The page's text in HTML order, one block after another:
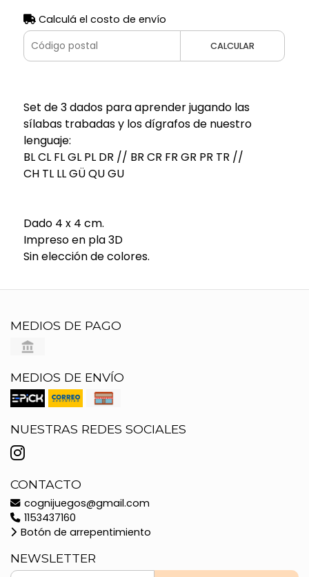
Calculá el costo de envío
CALCULAR
Set de 3 dados para aprender jugando las
sílabas trabadas y los dígrafos de nuestro
lenguaje:
BL CL FL GL PL DR // BR CR FR GR PR TR //
CH TL LL GÜ QU GU
Dado 4 x 4 cm.
Impreso en pla 3D
Sin elección de colores.
MEDIOS DE PAGO
MEDIOS DE ENVÍO
NUESTRAS REDES SOCIALES
CONTACTO
cognijuegos@gmail.com
1153437160
Botón de arrepentimiento
NEWSLETTER